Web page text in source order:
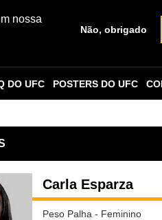
nossa
Não, obrigado
DO UFC POSTERS DO UFC
Carla Esparza
Peso Palha - Feminino